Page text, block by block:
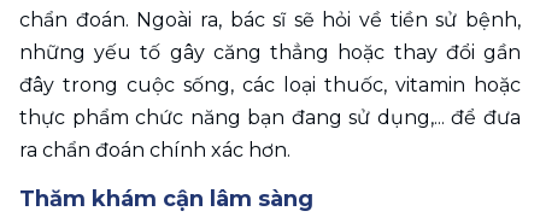
chẩn đoán. Ngoài ra, bác sĩ sẽ hỏi về tiền sử bệnh,
những yếu tố gây căng thẳng hoặc thay đổi gần
đây trong cuộc sống, các loại thuốc, vitamin hoặc
thực phẩm chức năng bạn đang sử dụng,... để đưa
ra chẩn đoán chính xác hơn.
Thăm khám cận lâm sàng